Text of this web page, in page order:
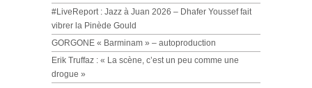
#LiveReport : Jazz à Juan 2026 – Dhafer Youssef fait
vibrer la Pinède Gould
GORGONE « Barminam » – autoproduction
Erik Truffaz : « La scène, c’est un peu comme une
drogue »